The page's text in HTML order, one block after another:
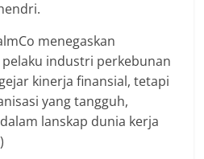
menegaskan
industri perkebunan
kinerja finansial, tetapi
yang tangguh,
lanskap dunia kerja